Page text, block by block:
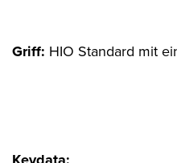
Griff: HIO Standard mit
Keydata: